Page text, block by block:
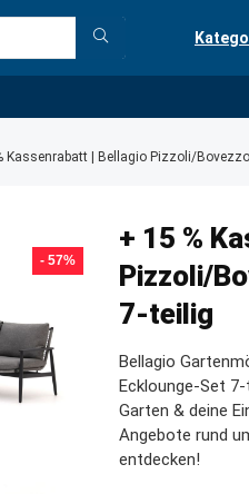
Kassenrabatt | Bellagio Pizzoli/
- 57%
+ 15 %
Pizzoli/
7-teilig
Bellagio
Ecklounge-Set
Garten & deine
Angebote rund
entdecken!